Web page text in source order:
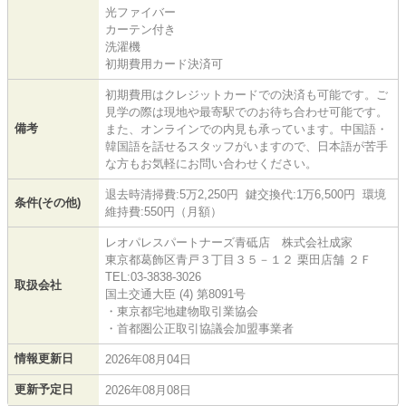
光ファイバー
カーテン付き
洗濯機
初期費用カード決済可
備考
初期費用はクレジットカードでの決済も可能です。ご
見学の際は現地や最寄駅でのお待ち合わせ可能です。
また、オンラインでの内見も承っています。中国語・
韓国語を話せるスタッフがいますので、日本語が苦手
な方もお気軽にお問い合わせください。
条件(その他)
退去時清掃費:5万2,250円 鍵交換代:1万6,500円 環境
維持費:550円（月額）
取扱会社
レオパレスパートナーズ青砥店 株式会社成家
東京都葛飾区青戸３丁目３５－１２ 栗田店舗 ２Ｆ
TEL:03-3838-3026
国土交通大臣 (4) 第8091号
・東京都宅地建物取引業協会
・首都圏公正取引協議会加盟事業者
情報更新日 2026年08月04日
更新予定日 2026年08月08日